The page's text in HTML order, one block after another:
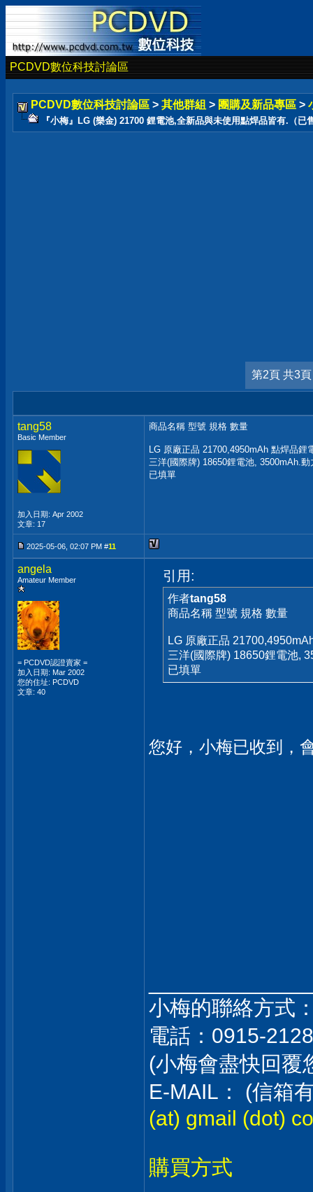
PCDVD數位科技討論區
PCDVD數位科技討論區 > 其他群組 > 團購及新品專區 >
『小梅』LG (樂金) 21700 鋰電池,全新品與未使用點焊品皆有.（已
第2頁 共3頁
tang58
Basic Member
加入日期: Apr 2002
文章: 17
商品名稱 型號 規格 數量
LG 原廠正品 21700,4950mAh 點焊品鋰
三洋(國際牌) 18650鋰電池, 3500mAh.
已填單
2025-05-06, 02:07 PM #11
angela
Amateur Member
= PCDVD認證賣家 =
加入日期: Mar 2002
您的住址: PCDVD
文章: 40
引用:
作者tang58
商品名稱 型號 規格 數量
LG 原廠正品
三洋(國際牌) 18650鋰電池,
已填單
您好，小梅已收到，
小梅的聯絡方式
電話：0915-
(小梅會盡快回覆
E-MAIL： (信箱
(at) gmail (dot)
購買方式